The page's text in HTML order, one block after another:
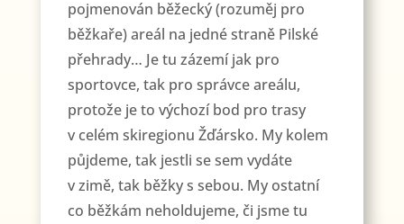
pojmenován běžecký (rozuměj pro
běžkaře) areál na jedné straně Pilské
přehrady… Je tu zázemí jak pro
sportovce, tak pro správce areálu,
protože je to výchozí bod pro trasy
v celém skiregionu Žďársko. My kolem
půjdeme, tak jestli se sem vydáte
v zimě, tak běžky s sebou. My ostatní
co běžkám neholdujeme, či jsme tu